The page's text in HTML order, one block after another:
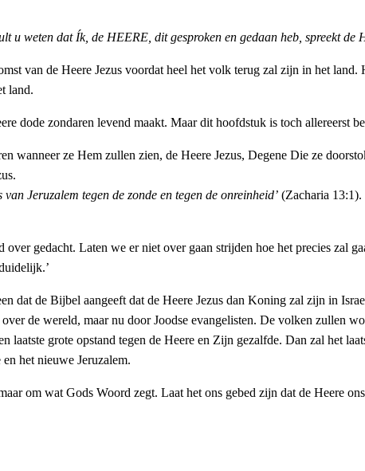
u weten dat Ík, de HEERE, dit gesproken en gedaan heb, spreekt de
van de Heere Jezus voordat heel het volk terug zal zijn in het
land.
dode zondaren levend maakt. Maar dit hoofdstuk is toch allereerst
wanneer ze Hem zullen zien, de Heere Jezus, Degene Die ze
Jeruzalem tegen de zonde en tegen de onreinheid’ (Zacharia 13:1).
gedacht. Laten we er niet over gaan strijden hoe het precies zal
de Bijbel aangeeft dat de Heere Jezus dan Koning zal zijn in
de wereld, maar nu door Joodse evangelisten. De volken zullen
grote opstand tegen de Heere en Zijn gezalfde. Dan zal het
het nieuwe Jeruzalem.
om wat Gods Woord zegt. Laat het ons gebed zijn dat de Heere